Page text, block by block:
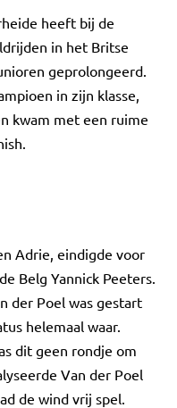
heeft bij de
in het Britse
geprolongeerd.
in zijn klasse,
kwam met een ruime
Adrie, eindigde voor
Belg Yannick Peeters.
der Poel was gestart
helemaal waar.
dit geen rondje om
Van der Poel
de wind vrij spel.